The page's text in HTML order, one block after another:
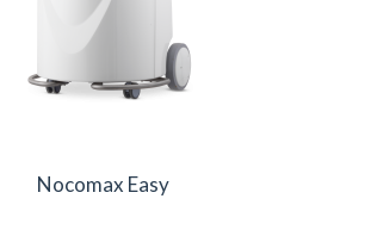
Nocomax Easy